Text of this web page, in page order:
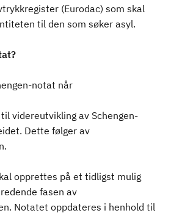
(Eurodac) som skal
til den som søker asyl.
notat når
videreutvikling av Schengen-
Dette følger av
opprettes på et tidligst mulig
fasen av
Notatet oppdateres i henhold til